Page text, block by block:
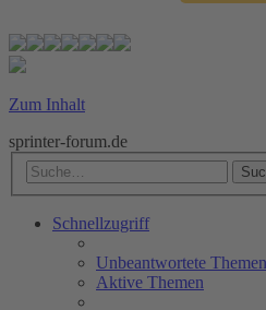
Zum Inhalt
sprinter-forum.de
Schnellzugriff
Unbeantwortete Themen
Aktive Themen